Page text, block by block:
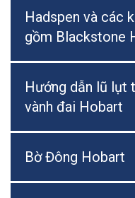
Hadspen và các
gồm Blackstone
Hướng dẫn lũ lụt
vành đai Hobart
Bờ Đông Hobart